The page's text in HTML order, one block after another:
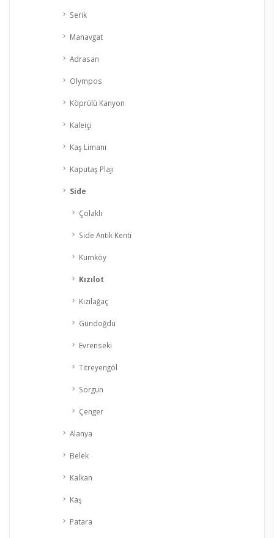
Serik
Manavgat
Adrasan
Olympos
Köprülü Kanyon
Kaleiçi
Kaş Limanı
Kaputaş Plajı
Side
Çolaklı
Side Antik Kenti
Kumköy
Kızılot
Kızılağaç
Gündoğdu
Evrenseki
Titreyengöl
Sorgun
Çenger
Alanya
Belek
Kalkan
Kaş
Patara